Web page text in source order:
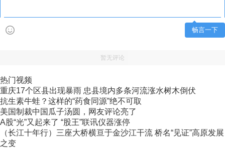
畅言一下
暂无评论
热门视频
重庆17个区县出现暴雨 忠县境内多条河流涨水树木倒伏
抗生素牛蛙？这样的“药食同源”绝不可取
美国制裁中国瓜子汤圆，网友评论亮了
A股“光”又起来了 “股王”联讯仪器涨停
（长江十年行）三座大桥横亘于金沙江干流 桥名“见证”高原发展
之变